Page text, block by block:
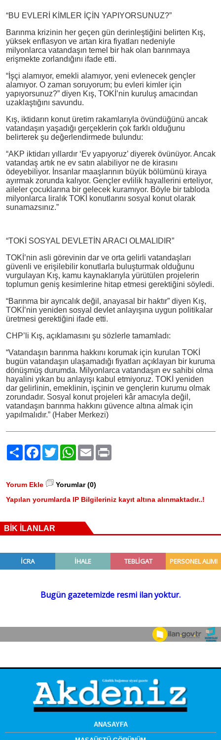
“BU EVLERİ KİMLER İÇİN YAPIYORSUNUZ?”
Barınma krizinin her geçen gün derinleştiğini belirten Kış,
yüksek enflasyon ve artan kira fiyatları nedeniyle
milyonlarca vatandaşın temel bir hak olan barınmaya
erişmekte zorlandığını ifade etti.
“İşçi alamıyor, emekli alamıyor, yeni evlenecek gençler
alamıyor. O zaman soruyorum; bu evleri kimler için
yapıyorsunuz?” diyen Kış, TOKİ’nin kuruluş amacından
uzaklaştığını savundu.
Kış, iktidarın konut üretim rakamlarıyla övündüğünü ancak
vatandaşın yaşadığı gerçeklerin çok farklı olduğunu
belirterek şu değerlendirmede bulundu:
“AKP iktidarı yıllardır ‘Ev yapıyoruz’ diyerek övünüyor. Ancak
vatandaş artık ne ev satın alabiliyor ne de kirasını
ödeyebiliyor. İnsanlar maaşlarının büyük bölümünü kiraya
ayırmak zorunda kalıyor. Gençler evlilik hayallerini erteliyor,
aileler çocuklarına bir gelecek kuramıyor. Böyle bir tabloda
milyonlarca liralık TOKİ konutlarını sosyal konut olarak
sunamazsınız.”
“TOKİ SOSYAL DEVLETİN ARACI OLMALIDIR”
TOKİ’nin asli görevinin dar ve orta gelirli vatandaşları
güvenli ve erişilebilir konutlarla buluşturmak olduğunu
vurgulayan Kış, kamu kaynaklarıyla yürütülen projelerin
toplumun geniş kesimlerine hitap etmesi gerektiğini söyledi.
“Barınma bir ayrıcalık değil, anayasal bir haktır” diyen Kış,
TOKİ’nin yeniden sosyal devlet anlayışına uygun politikalar
üretmesi gerektiğini ifade etti.
CHP’li Kış, açıklamasını şu sözlerle tamamladı:
“Vatandaşın barınma hakkını korumak için kurulan TOKİ
bugün vatandaşın ulaşamadığı fiyatları açıklayan bir kuruma
dönüşmüş durumda. Milyonlarca vatandaşın ev sahibi olma
hayalini yıkan bu anlayışı kabul etmiyoruz. TOKİ yeniden
dar gelirlinin, emeklinin, işçinin ve gençlerin kurumu olmak
zorundadır. Sosyal konut projeleri kâr amacıyla değil,
vatandaşın barınma hakkını güvence altına almak için
yapılmalıdır.” (Haber Merkezi)
PaylaşFacebook
TwitterWhatsApp
EmailPrint
Yorum Ekle
Yorumlar (0)
Yapılan yorumlarda IP Bilgileriniz kayıt altına alınmaktadır..!
BİK İLANLAR
ANASAYFA